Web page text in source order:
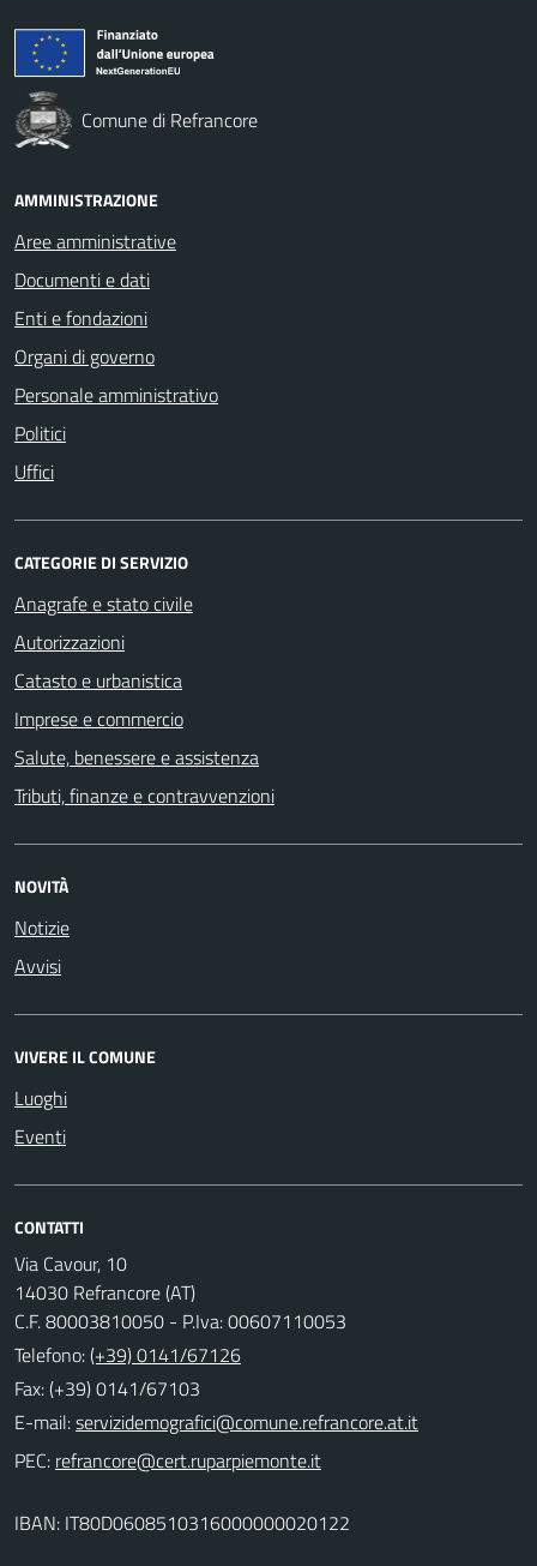
Comune di Refrancore
AMMINISTRAZIONE
Aree amministrative
Documenti e dati
Enti e fondazioni
Organi di governo
Personale amministrativo
Politici
Uffici
CATEGORIE DI SERVIZIO
Anagrafe e stato civile
Autorizzazioni
Catasto e urbanistica
Imprese e commercio
Salute, benessere e assistenza
Tributi, finanze e contravvenzioni
NOVITÀ
Notizie
Avvisi
VIVERE IL COMUNE
Luoghi
Eventi
CONTATTI
Via Cavour, 10
14030 Refrancore (AT)
C.F. 80003810050 - P.Iva: 00607110053
Telefono:(+39) 0141/67126
Fax: (+39) 0141/67103
E-mail:
PEC:
IBAN: IT80D0608510316000000020122